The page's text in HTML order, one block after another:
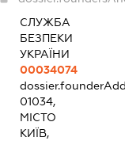
СЛУЖБА
БЕЗПЕКИ
УКРАЇНИ
00034074
01034,
МІСТО
КИЇВ,